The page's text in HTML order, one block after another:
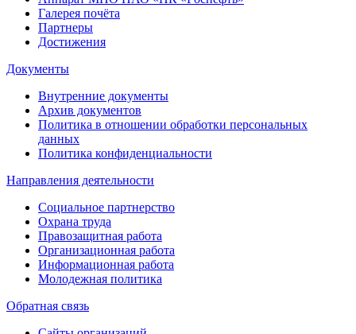
Галерея почёта
Партнеры
Достижения
Документы
Внутренние документы
Архив документов
Политика в отношении обработки персональных
данных
Политика конфиденциальности
Направления деятельности
Социальное партнерство
Охрана труда
Правозащитная работа
Организационная работа
Информационная работа
Молодежная политика
Обратная связь